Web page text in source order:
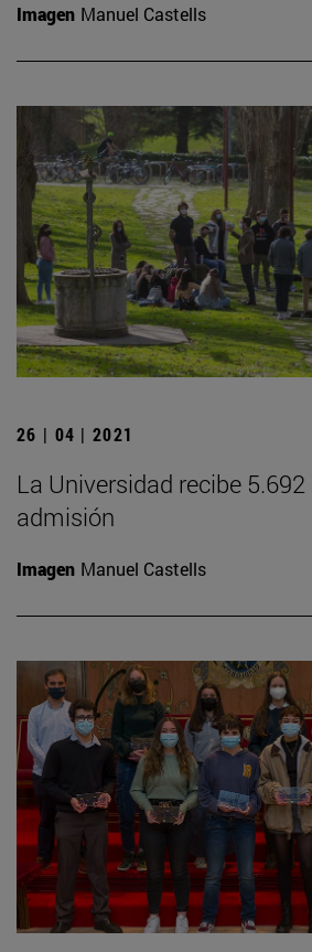
Imagen Manuel Castells
26 | 04 | 2021
La Universidad recibe
admisión
Imagen Manuel Castells